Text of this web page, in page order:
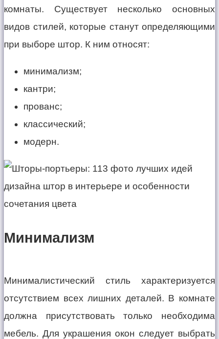
комнаты. Существует несколько основных
видов стилей, которые станут определяющими
при выборе штор. К ним относят:
минимализм;
кантри;
прованс;
классический;
модерн.
Минимализм
Минималистический стиль характеризуется
отсутствием всех лишних деталей. В комнате
должна присутствовать только необходима
мебель. Для украшения окон следует выбрать